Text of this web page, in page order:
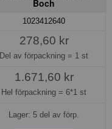
Boch
1023412640
278,60 kr
Del av förpackning = 1 st
1.671,60 kr
Hel förpackning = 6*1 st
Lager: 5 del av förp.